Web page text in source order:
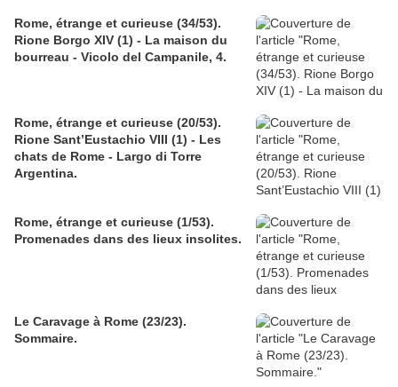
Rome, étrange et curieuse (34/53).
Rione Borgo XIV (1) - La maison du
bourreau - Vicolo del Campanile, 4.
Rome, étrange et curieuse (20/53).
Rione Sant’Eustachio VIII (1) - Les
chats de Rome - Largo di Torre
Argentina.
Rome, étrange et curieuse (1/53).
Promenades dans des lieux insolites.
Le Caravage à Rome (23/23).
Sommaire.